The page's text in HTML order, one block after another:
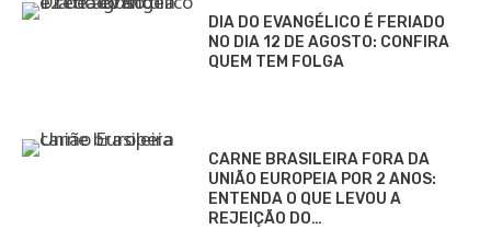
DIA DO EVANGÉLICO É FERIADO
NO DIA 12 DE AGOSTO: CONFIRA
QUEM TEM FOLGA
CARNE BRASILEIRA FORA DA
UNIÃO EUROPEIA POR 2 ANOS:
ENTENDA O QUE LEVOU A
REJEIÇÃO DO…